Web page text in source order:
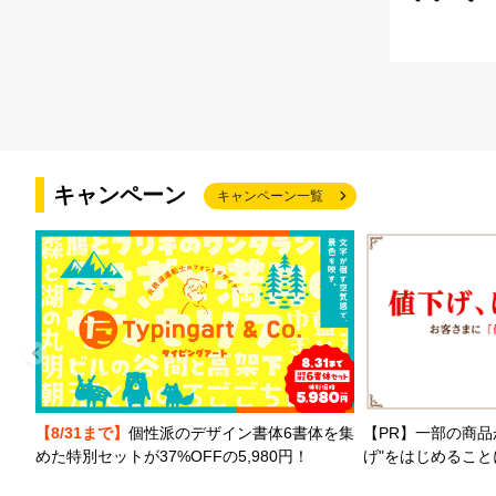
キャンペーン キャンペーン一覧
【8/31まで】 個性派のデザイン書体6書体を集
めた特別セットが37%OFFの5,980円！
【PR】一部の商
げ"をはじめるこ